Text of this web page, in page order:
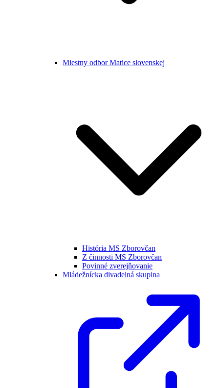
Miestny odbor Matice slovenskej
História MS Zborovčan
Z činnosti MS Zborovčan
Povinné zverejňovanie
Mládežnícka divadelná skupina